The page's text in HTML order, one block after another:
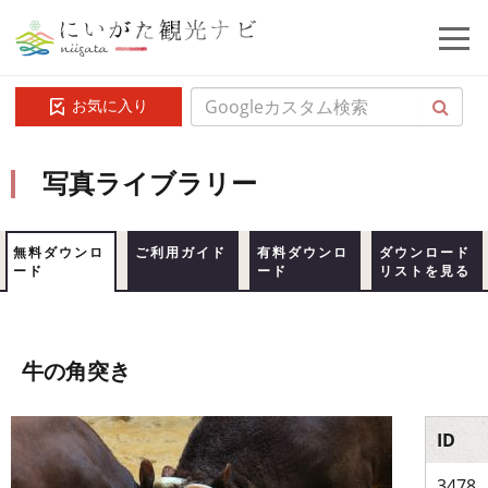
お気に入り
写真ライブラリー
無料ダウンロ
ード
ご利用ガイド
有料ダウンロ
ード
ダウンロード
リストを見る
牛の角突き
ID